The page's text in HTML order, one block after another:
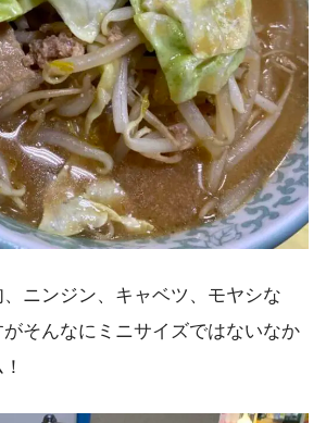
ニンジン、キャベツ、モヤシな
そんなにミニサイズではないなか